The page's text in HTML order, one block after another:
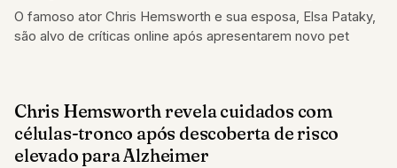
O famoso ator Chris Hemsworth e sua esposa, Elsa Pataky,
são alvo de críticas online após apresentarem novo pet
FAMOSOS
Chris Hemsworth revela cuidados com
células-tronco após descoberta de risco
elevado para Alzheimer